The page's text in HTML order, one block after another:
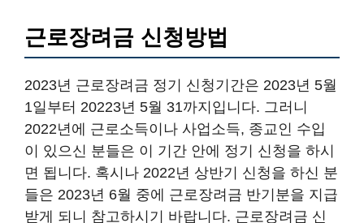
근로장려금 신청방법
2023년 근로장려금 정기 신청기간은 2023년 5월
1일부터 20223년 5월 31까지입니다. 그러니
2022년에 근로소득이나 사업소득, 종교인 수입
이 있으신 분들은 이 기간 안에 정기 신청을 하시
면 됩니다. 혹시나 2022년 상반기 신청을 하신 분
들은 2023년 6월 중에 근로장려금 반기분을 지급
받게 되니 참고하시기 바랍니다. 근로장려금 신